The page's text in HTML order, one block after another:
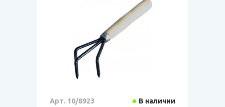
Арт. 10/8923 В наличии